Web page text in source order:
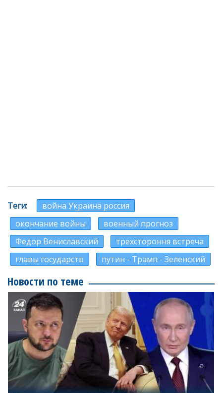
Теги
война Украина россия
окончание войны
военный прогноз
Федор Вениславский
трехстороння встреча
главы государств
путин - Трамп - Зеленский
Новости по теме